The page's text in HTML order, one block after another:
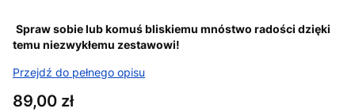
Spraw sobie lub komuś bliskiemu mnóstwo radości dzięki
temu niezwykłemu zestawowi!
Przejdź do pełnego opisu
Cena
89,00 zł